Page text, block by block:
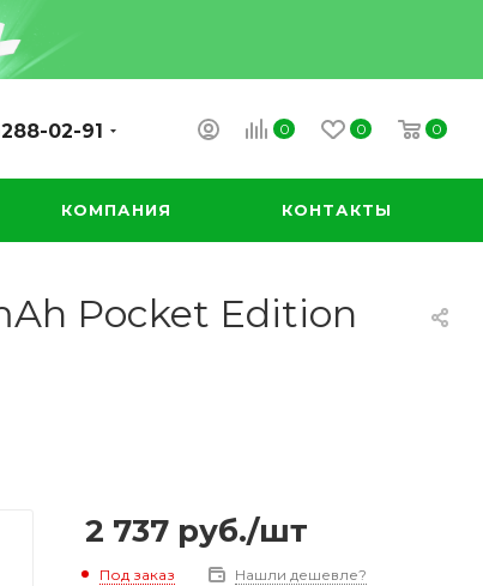
0 0 0
02-91
КОМПАНИЯ КОНТАКТЫ
Pocket Edition
2 737 руб./шт
Под заказ Нашли дешевле?